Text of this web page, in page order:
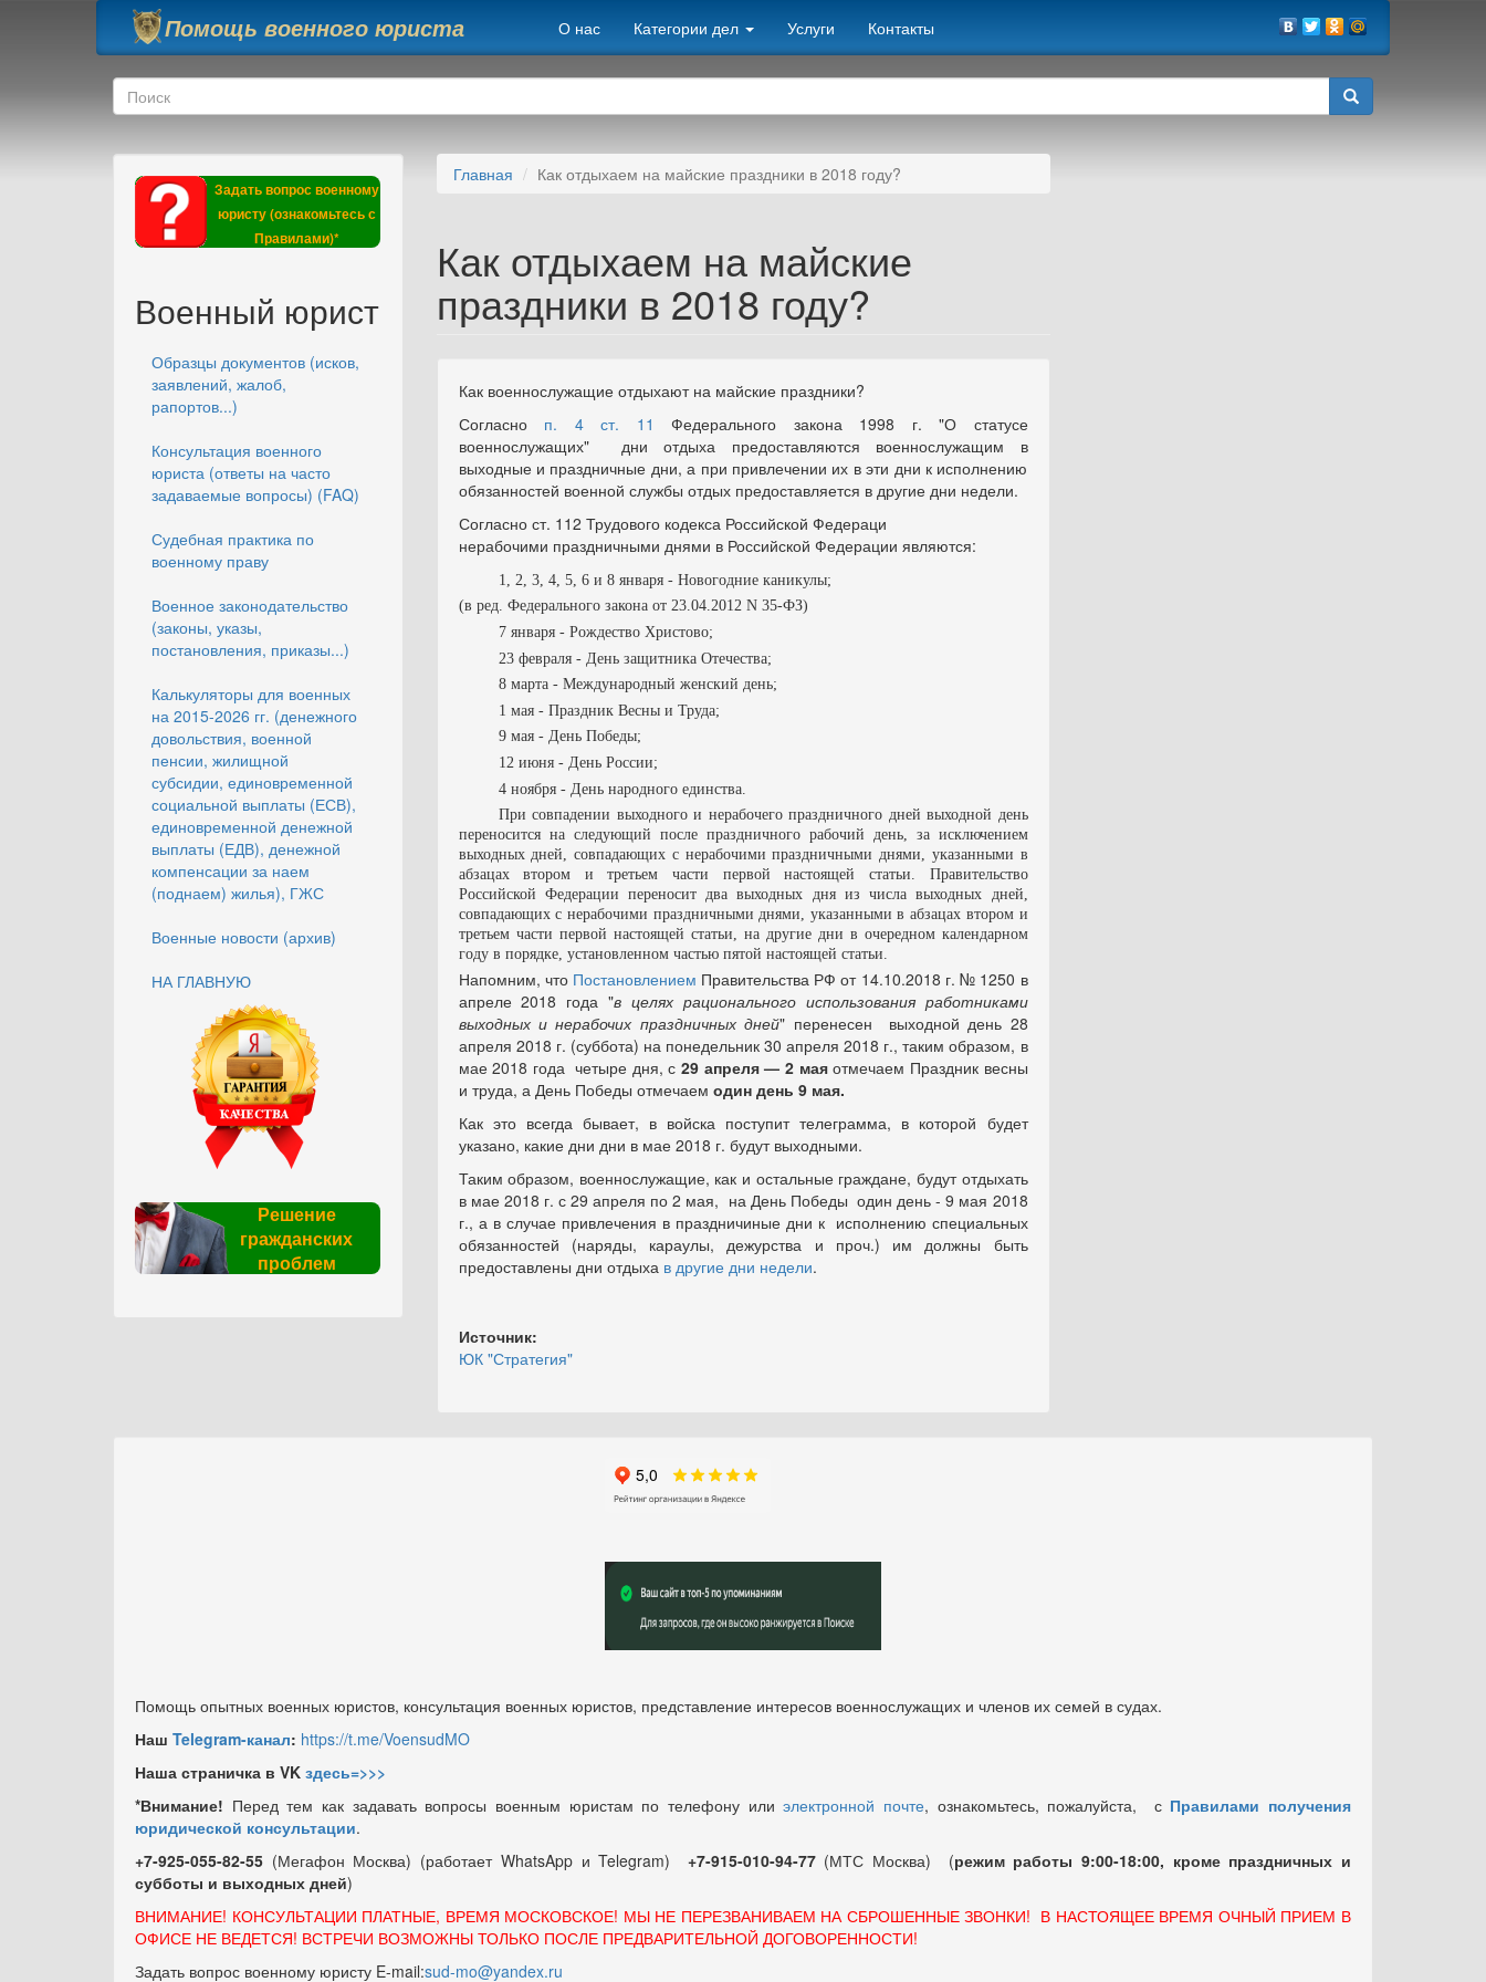
Перейти к основному содержанию
Помощь военного юриста О нас Категории дел Услуги Контакты
Форма поиска
Поиск
Задать вопрос военному
юристу (ознакомьтесь с
Правилами)*
Военный юрист
Образцы документов (исков,
заявлений, жалоб,
рапортов...)
Консультация военного
юриста (ответы на часто
задаваемые вопросы) (FAQ)
Судебная практика по
военному праву
Военное законодательство
(законы, указы,
постановления, приказы...)
Калькуляторы для военных
на 2015-2026 гг. (денежного
довольствия, военной
пенсии, жилищной
субсидии, единовременной
социальной выплаты (ЕСВ),
единовременной денежной
выплаты (ЕДВ), денежной
компенсации за наем
(поднаем) жилья), ГЖС
Военные новости (архив)
НА ГЛАВНУЮ
Решение
гражданских
проблем
Главная Как отдыхаем на майские праздники в 2018 году?
Как отдыхаем на майские
праздники в 2018 году?
Как военнослужащие отдыхают на майские праздники?
Согласно п. 4 ст. 11
Федерального закона 1998 г. "О статусе
военнослужащих" дни отдыха предоставляются военнослужащим в
выходные и праздничные дни, а при привлечении их в эти дни к исполнению
обязанностей военной службы отдых предоставляется в другие дни недели.
Согласно ст. 112 Трудового кодекса Российской Федераци
нерабочими праздничными днями в Российской Федерации являются:
1, 2, 3, 4, 5, 6 и 8 января - Новогодние каникулы;
(в ред. Федерального законаот 23.04.2012 N 35-ФЗ)
7 января - Рождество Христово;
23 февраля - День защитника Отечества;
8 марта - Международный женский день;
1 мая - Праздник Весны и Труда;
9 мая - День Победы;
12 июня - День России;
4 ноября - День народного единства.
При совпадении выходного и нерабочего праздничного дней выходной день
переноситсяна следующий после праздничного рабочий день, за исключением
выходных дней, совпадающих с нерабочими праздничными днями, указанными в
абзацах втором итретьем части первой настоящей статьи. Правительство
Российской Федерации переносит два выходных дня из числа выходных дней,
совпадающих с нерабочими праздничными днями, указанными вабзацах второми
третьем части первой настоящей статьи, на другие дни в очередном календарном
году в порядке, установленном частью пятой настоящей статьи.
Напомним, что Постановлением Правительства РФ от 14.10.2018 г. № 1250 в
апреле 2018 года "в целях рационального использования работниками
выходных и нерабочих праздничных дней" перенесен выходной день 28
апреля 2018 г. (суббота) на понедельник 30 апреля 2018 г., таким образом, в
мае 2018 года четыре дня, с 29 апреля — 2 маяотмечаем Праздник весны
и труда, а День Победы отмечаем один день 9 мая.
Как это всегда бывает, в войска поступит телеграмма, в которой будет
указано, какие дни дни в мае 2018 г. будут выходными.
Таким образом, военнослужащие, как и остальные граждане, будут отдыхать
в мае 2018 г. с 29 апреля по 2 мая, на День Победы один день - 9 мая 2018
г., а в случае привлечения в праздничиные дни к исполнению специальных
обязанностей (наряды, караулы, дежурства и проч.) им должны быть
предоставлены дни отдыха в другие дни недели.
Источник:
ЮК "Стратегия"
Помощь опытных военных юристов, консультация военных юристов, представление интересов военнослужащих и членов их семей в судах.
Наш Telegram-канал: https://t.me/VoensudMO
Наша страничка в VK здесь=>>>
*Внимание! Перед тем как задавать вопросы военным юристам по телефону илиэлектронной почте, ознакомьтесь, пожалуйста, с Правилами получения
юридической консультации.
+7-925-055-82-55 (Мегафон Москва) (работает WhatsApp и Telegram) +7-915-010-94-77 (МТС Москва) (режим работы 9:00-18:00, кроме праздничных и
субботы и выходных дней)
ВНИМАНИЕ! КОНСУЛЬТАЦИИ ПЛАТНЫЕ, ВРЕМЯ МОСКОВСКОЕ! МЫ НЕ ПЕРЕЗВАНИВАЕМ НА СБРОШЕННЫЕ ЗВОНКИ! В НАСТОЯЩЕЕ ВРЕМЯ ОЧНЫЙ ПРИЕМ В
ОФИСЕ НЕ ВЕДЕТСЯ! ВСТРЕЧИ ВОЗМОЖНЫ ТОЛЬКО ПОСЛЕ ПРЕДВАРИТЕЛЬНОЙ ДОГОВОРЕННОСТИ!
Задать вопрос военному юристу E-mail:sud-mo@yandex.ru